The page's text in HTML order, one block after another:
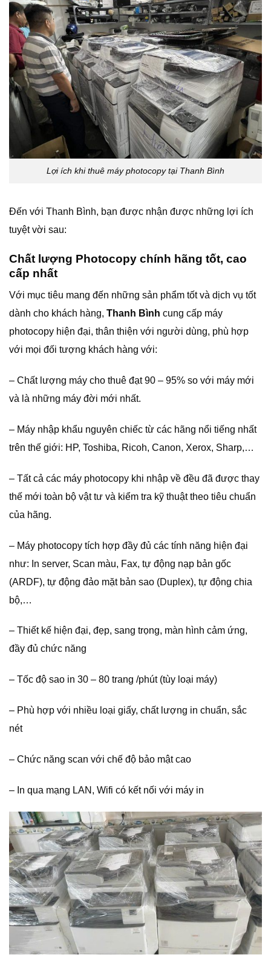
Lợi ích khi thuê máy photocopy tại Thanh Bình
Đến với Thanh Bình, bạn được nhận được những lợi ích
tuyệt vời sau:
Chất lượng Photocopy chính hãng tốt, cao
cấp nhất
Với mục tiêu mang đến những sản phẩm tốt và dịch vụ tốt
dành cho khách hàng, Thanh Bình cung cấp máy
photocopy hiện đại, thân thiện với người dùng, phù hợp
với mọi đối tượng khách hàng với:
– Chất lượng máy cho thuê đạt 90 – 95% so với máy mới
và là những máy đời mới nhất.
– Máy nhập khẩu nguyên chiếc từ các hãng nổi tiếng nhất
trên thế giới: HP, Toshiba, Ricoh, Canon, Xerox, Sharp,…
– Tất cả các máy photocopy khi nhập về đều đã được thay
thế mới toàn bộ vật tư và kiểm tra kỹ thuật theo tiêu chuẩn
của hãng.
– Máy photocopy tích hợp đầy đủ các tính năng hiện đại
như: In server, Scan màu, Fax, tự động nạp bản gốc
(ARDF), tự động đảo mặt bản sao (Duplex), tự động chia
bộ,…
– Thiết kế hiện đại, đẹp, sang trọng, màn hình cảm ứng,
đầy đủ chức năng
– Tốc độ sao in 30 – 80 trang /phút (tùy loại máy)
– Phù hợp với nhiều loại giấy, chất lượng in chuẩn, sắc
nét
– Chức năng scan với chế độ bảo mật cao
– In qua mạng LAN, Wifi có kết nối với máy in